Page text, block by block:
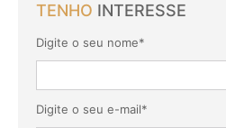
TENHO INTERESSE
Digite o seu nome*
Digite o seu e-mail*